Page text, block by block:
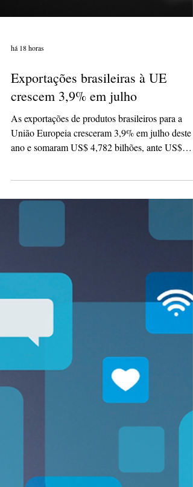
Exportações brasileiras à UE
crescem 3,9% em julho
4,603 bilhões em julho de 2025. As compras
US$ 4,703 bilhões no mesmo mês do ano
passado). A balança comercial com este bloco
julho. No período acumulado de janeiro a julho
2026, em relação a igual período do ano anterior,
as exportações para a União Euro